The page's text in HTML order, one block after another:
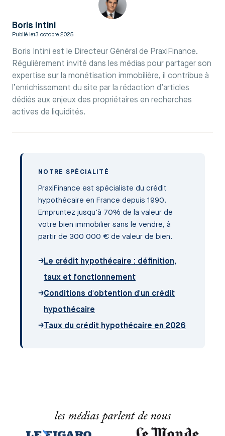
Boris Intini
Publié le13 octobre 2025
Boris Intini est le Directeur Général de PraxiFinance.
Régulièrement invité dans les médias pour partager son
expertise sur la monétisation immobilière, il contribue à
l’enrichissement du site par la rédaction d’articles
dédiés aux enjeux des propriétaires en recherches
actives de liquidités.
NOTRE SPÉCIALITÉ
PraxiFinance est spécialiste du crédit
hypothécaire en France depuis 1990.
Empruntez jusqu'à 70% de la valeur de
votre bien immobilier sans le vendre, à
partir de 300 000 € de valeur de bien.
→Le crédit hypothécaire : définition,
taux et fonctionnement
→Conditions d'obtention d'un crédit
hypothécaire
→Taux du crédit hypothécaire en 2026
les médias parlent de nous